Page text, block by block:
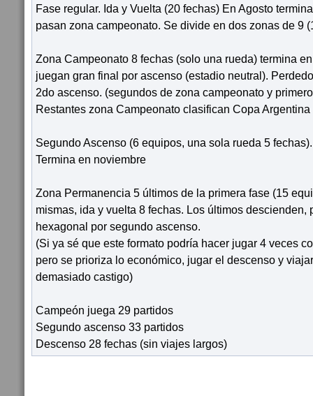
Fase regular. Ida y Vuelta (20 fechas) En Agosto
pasan zona campeonato. Se divide en dos zonas de 9
Zona Campeonato 8 fechas (solo una rueda) termina
juegan gran final por ascenso (estadio neutral).
2do ascenso. (segundos de zona campeonato y
Restantes zona Campeonato clasifican Copa Argentina
Segundo Ascenso (6 equipos, una sola rueda 5
Termina en noviembre
Zona Permanencia 5 últimos de la primera fase (15
mismas, ida y vuelta 8 fechas. Los últimos descienden,
hexagonal por segundo ascenso.
(Si ya sé que este formato podría hacer jugar 4 veces
pero se prioriza lo económico, jugar el descenso y
demasiado castigo)
Campeón juega 29 partidos
Segundo ascenso 33 partidos
Descenso 28 fechas (sin viajes largos)